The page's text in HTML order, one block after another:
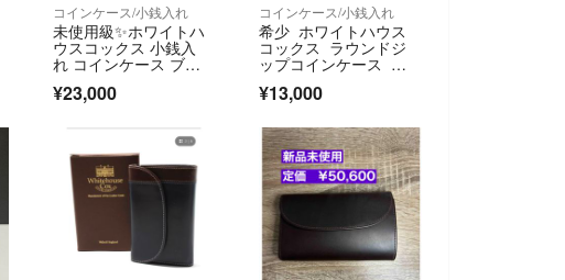
コインケース/小銭入れ
未使用級✨ホワイトハ
ウスコックス 小銭入
れ コインケース ブラ
イドルレザー 台形
¥23,000
コインケース/小銭入れ
希少 ホワイトハウス
コックス ラウンドジ
ップコインケース 本
革 ネイビー 英国製
¥13,000